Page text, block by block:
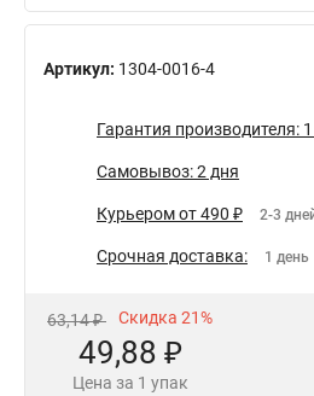
Артикул: 1304-0016-4
Гарантия производителя:
Самовывоз: 2 дня
Курьером от 490 ₽ 2-3
Срочная доставка: 1 день
63,14 ₽ Скидка 21%
49,88 ₽
Цена за 1 упак